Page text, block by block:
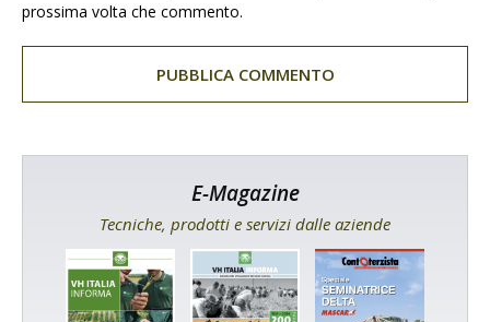
prossima volta che commento.
E-Magazine
Tecniche, prodotti e servizi dalle aziende